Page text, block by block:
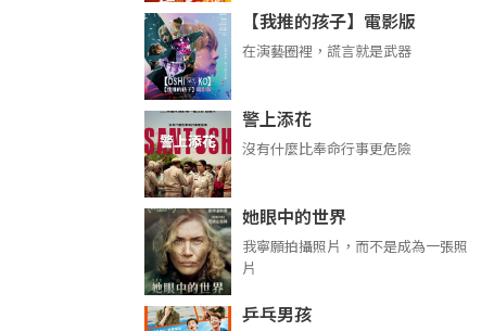
【我推的孩子】電影版
在演藝圈裡，謊言就是武器
警上添花
沒有什麼比奉命行事更危險
她眼中的世界
我寧願拍攝照片，而不是成為一張照
片
乒乓男孩